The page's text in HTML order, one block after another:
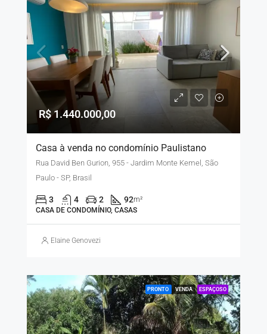
R$ 1.440.000,00
Casa à venda no condomínio Paulistano
Rua David Ben Gurion, 955 - Jardim Monte Kemel, São
Paulo - SP, Brasil
3 4 2 92m²
CASA DE CONDOMÍNIO, CASAS
Elaine Genovezi
PRONTO VENDA ESPAÇOSO